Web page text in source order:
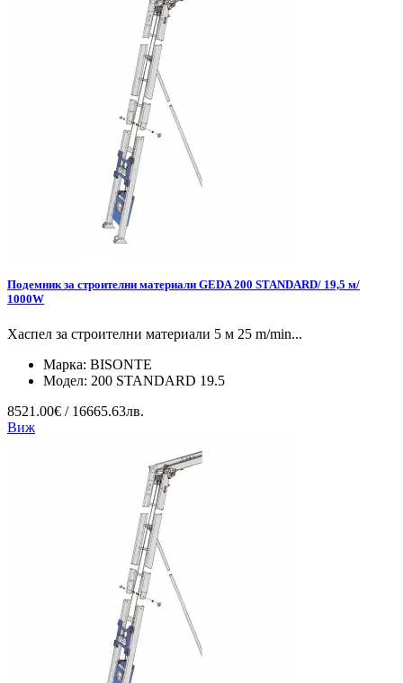
Подемник за строителни материали GEDA 200 STANDARD/ 19,5 м/
1000W
Хаспел за строителни материали 5 м 25 m/min...
Марка: BISONTE
Модел: 200 STANDARD 19.5
8521.00€ / 16665.63лв.
Виж